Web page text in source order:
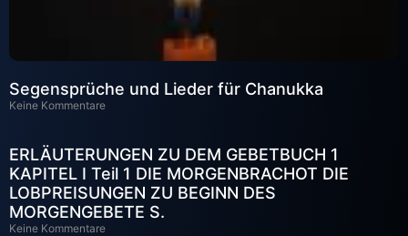
Segensprüche und Lieder für Chanukka
Keine Kommentare
ERLÄUTERUNGEN ZU DEM GEBETBUCH 1
KAPITEL I Teil 1 DIE MORGENBRACHOT DIE
LOBPREISUNGEN ZU BEGINN DES
MORGENGEBETE S.
Keine Kommentare